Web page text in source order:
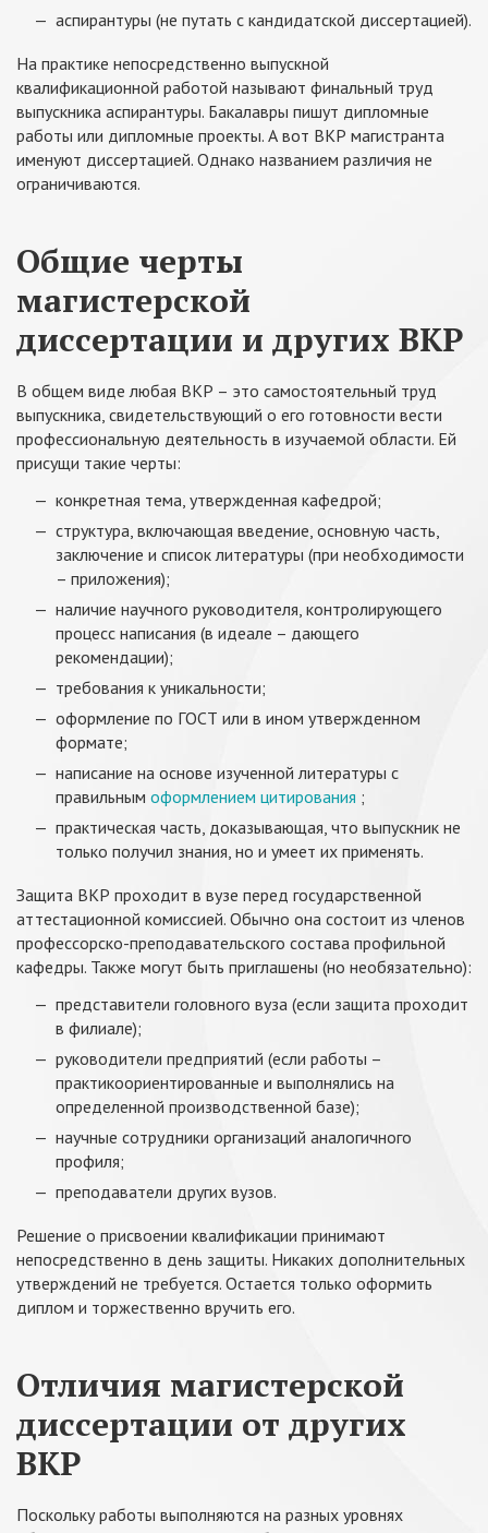
аспирантуры (не путать с кандидатской диссертацией).
На практике непосредственно выпускной
квалификационной работой называют финальный труд
выпускника аспирантуры. Бакалавры пишут дипломные
работы или дипломные проекты. А вот ВКР магистранта
именуют диссертацией. Однако названием различия не
ограничиваются.
Общие черты
магистерской
диссертации и других ВКР
В общем виде любая ВКР – это самостоятельный труд
выпускника, свидетельствующий о его готовности вести
профессиональную деятельность в изучаемой области. Ей
присущи такие черты:
конкретная тема, утвержденная кафедрой;
структура, включающая введение, основную часть,
заключение и список литературы (при необходимости
– приложения);
наличие научного руководителя, контролирующего
процесс написания (в идеале – дающего
рекомендации);
требования к уникальности;
оформление по ГОСТ или в ином утвержденном
формате;
написание на основе изученной литературы с
правильным оформлением цитирования ;
практическая часть, доказывающая, что выпускник не
только получил знания, но и умеет их применять.
Защита ВКР проходит в вузе перед государственной
аттестационной комиссией. Обычно она состоит из членов
профессорско-преподавательского состава профильной
кафедры. Также могут быть приглашены (но необязательно):
представители головного вуза (если защита проходит
в филиале);
руководители предприятий (если работы –
практикоориентированные и выполнялись на
определенной производственной базе);
научные сотрудники организаций аналогичного
профиля;
преподаватели других вузов.
Решение о присвоении квалификации принимают
непосредственно в день защиты. Никаких дополнительных
утверждений не требуется. Остается только оформить
диплом и торжественно вручить его.
Отличия магистерской
диссертации от других
ВКР
Поскольку работы выполняются на разных уровнях